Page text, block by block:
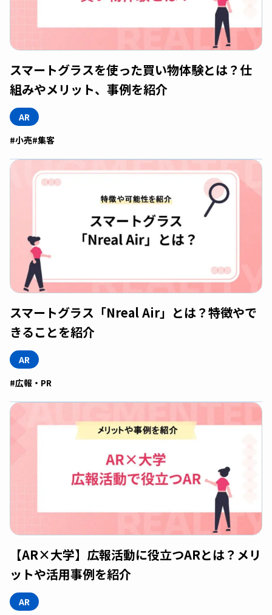
スマートグラスを使った買い物体験とは？仕
組みやメリット、事例を紹介
AR
#小売#集客
スマートグラス「Nreal Air」とは？特徴やで
きることを紹介
AR
#広報・PR
【AR×大学】広報活動に役立つARとは？メリ
ットや活用事例を紹介
AR